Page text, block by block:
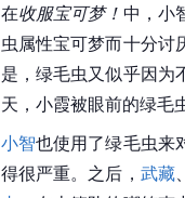
智赶紧处理。小智 随